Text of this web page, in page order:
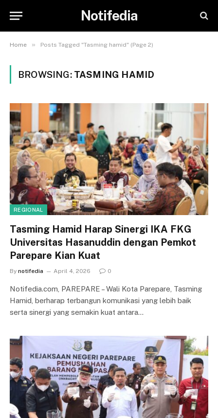
Notifedia
Home » Posts Tagged "Tasming hamid" (Page 2)
BROWSING: TASMING HAMID
REGIONAL
Tasming Hamid Harap Sinergi IKA FKG
Universitas Hasanuddin dengan Pemkot
Parepare Kian Kuat
By notifedia April 4, 2026 0
Notifedia.com, PAREPARE – Wali Kota Parepare, Tasming
Hamid, berharap terbangun komunikasi yang lebih baik
serta sinergi yang semakin kuat antara…